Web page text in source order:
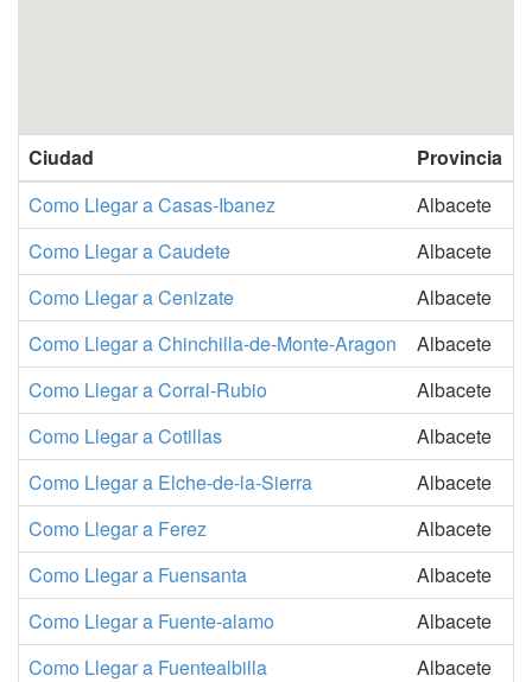
Ciudad
Provincia
Como Llegar a Casas-Ibanez
Albacete
Como Llegar a Caudete
Albacete
Como Llegar a Cenizate
Albacete
Como Llegar a Chinchilla-de-Monte-Aragon
Albacete
Como Llegar a Corral-Rubio
Albacete
Como Llegar a Cotillas
Albacete
Como Llegar a Elche-de-la-Sierra
Albacete
Como Llegar a Ferez
Albacete
Como Llegar a Fuensanta
Albacete
Como Llegar a Fuente-alamo
Albacete
Como Llegar a Fuentealbilla
Albacete